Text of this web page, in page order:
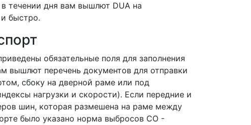
течении дня вам вышлют DUA на
быстро.
обязательные поля для заполнения
вышлют перечень документов для отправки
сбоку на дверной раме или под
нагрузки и скорости). Если передние и
шин, которая размешена на раме между
было указано норма выбросов СО -